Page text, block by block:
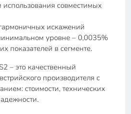
совместимых
искажений
уровне – 0,0035%
показателей в сегменте.
– это качественный
производителя с
стоимости, технических